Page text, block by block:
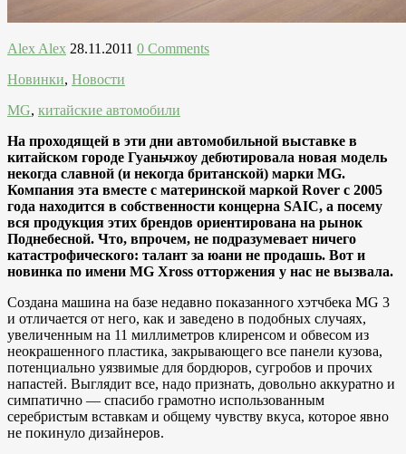
Alex Alex 28.11.2011 0 Comments
Новинки, Новости
MG, китайские автомобили
На проходящей в эти дни автомобильной выставке в
китайском городе Гуаньчжоу дебютировала новая модель
некогда славной (и некогда британской) марки MG.
Компания эта вместе с материнской маркой Rover с 2005
года находится в собственности концерна SAIC, а посему
вся продукция этих брендов ориентирована на рынок
Поднебесной. Что, впрочем, не подразумевает ничего
катастрофического: талант за юани не продашь. Вот и
новинка по имени MG Xross отторжения у нас не вызвала.
Создана машина на базе недавно показанного хэтчбека MG 3
и отличается от него, как и заведено в подобных случаях,
увеличенным на 11 миллиметров клиренсом и обвесом из
неокрашенного пластика, закрывающего все панели кузова,
потенциально уязвимые для бордюров, сугробов и прочих
напастей. Выглядит все, надо признать, довольно аккуратно и
симпатично — спасибо грамотно использованным
серебристым вставкам и общему чувству вкуса, которое явно
не покинуло дизайнеров.